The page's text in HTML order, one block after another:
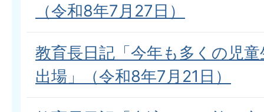
（令和8年7月27日）
教育長日記「今年も多くの児
出場」（令和8年7月21日）